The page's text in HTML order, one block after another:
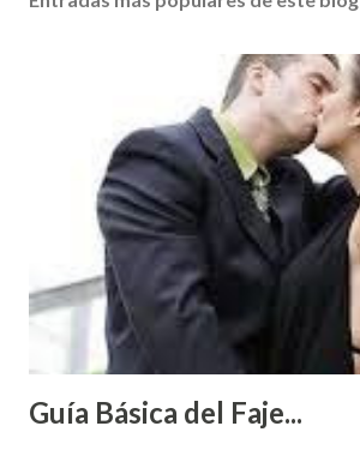
Guía Básica del Faje...